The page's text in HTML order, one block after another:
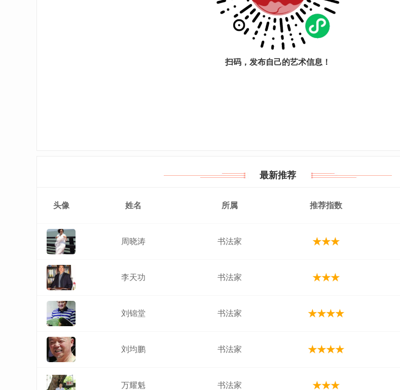
扫码，发布自己的艺术信息！
最新推荐
头像 姓名 所属 推荐指数
周晓涛 书法家 ★★★
李天功 书法家 ★★★
刘锦堂 书法家 ★★★★
刘均鹏 书法家 ★★★★
万耀魁 书法家 ★★★